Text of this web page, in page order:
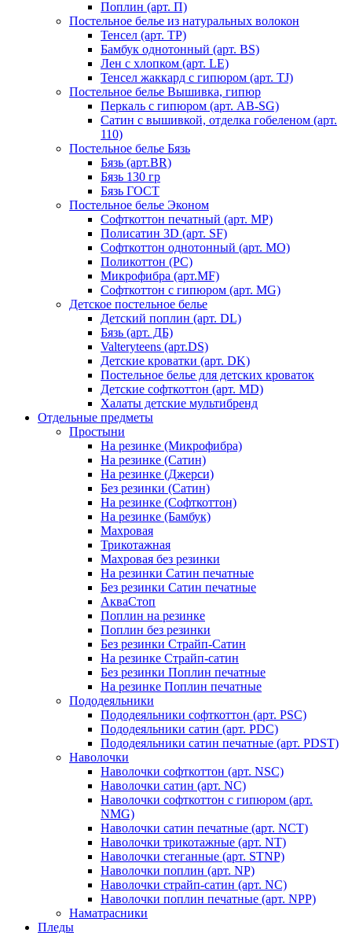
Поплин (арт. П)
Постельное белье из натуральных волокон
Тенсел (арт. ТР)
Бамбук однотонный (арт. BS)
Лен с хлопком (арт. LE)
Тенсел жаккард с гипюром (арт. TJ)
Постельное белье Вышивка, гипюр
Перкаль с гипюром (арт. AB-SG)
Сатин с вышивкой, отделка гобеленом (арт.
110)
Постельное белье Бязь
Бязь (арт.BR)
Бязь 130 гр
Бязь ГОСТ
Постельное белье Эконом
Софткоттон печатный (арт. MР)
Полисатин 3D (арт. SF)
Софткоттон однотонный (арт. MO)
Поликоттон (PC)
Микрофибра (арт.MF)
Софткоттон с гипюром (арт. MG)
Детское постельное белье
Детский поплин (арт. DL)
Бязь (арт. ДБ)
Valteryteens (арт.DS)
Детские кроватки (арт. DK)
Постельное белье для детских кроваток
Детские софткоттон (арт. MD)
Халаты детские мультибренд
Отдельные предметы
Простыни
На резинке (Микрофибра)
На резинке (Сатин)
На резинке (Джерси)
Без резинки (Сатин)
На резинке (Софткоттон)
На резинке (Бамбук)
Махровая
Трикотажная
Махровая без резинки
На резинки Сатин печатные
Без резинки Сатин печатные
АкваСтоп
Поплин на резинке
Поплин без резинки
Без резинки Страйп-Сатин
На резинке Страйп-сатин
Без резинки Поплин печатные
На резинке Поплин печатные
Пододеяльники
Пододеяльники софткоттон (арт. PSC)
Пододеяльники сатин (арт. PDC)
Пододеяльники сатин печатные (арт. PDST)
Наволочки
Наволочки софткоттон (арт. NSC)
Наволочки сатин (арт. NC)
Наволочки софткоттон с гипюром (арт.
NMG)
Наволочки сатин печатные (арт. NCT)
Наволочки трикотажные (арт. NT)
Наволочки стеганные (арт. STNP)
Наволочки поплин (арт. NP)
Наволочки страйп-сатин (арт. NC)
Наволочки поплин печатные (арт. NPP)
Наматрасники
Пледы